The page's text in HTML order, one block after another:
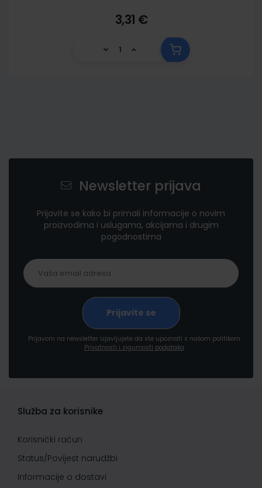
3,31 €
Newsletter prijava
Prijavite se kako bi primali informacije o novim
proizvodima i uslugama, akcijama i drugim
pogodnostima
Prijavom na newsletter izjavljujete da ste upoznati s našom politikom
Privatnosti i sigurnosti podataka
Služba za korisnike
Korisnički račun
Status/Povijest narudžbi
Informacije o dostavi